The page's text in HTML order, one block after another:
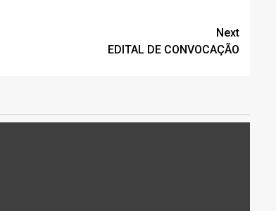
Next
EDITAL DE CONVOCAÇÃO